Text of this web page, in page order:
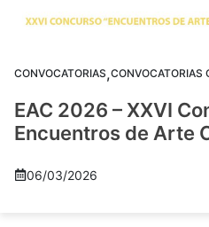
CONVOCATORIAS,CONVOCATORIAS
EAC 2026 – XXVI
Encuentros de Arte
06/03/2026